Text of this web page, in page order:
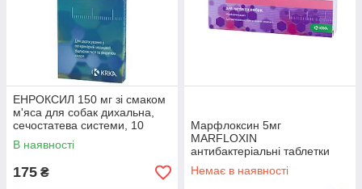
ЕНРОКСИЛ 150 мг зі смаком
м'яса для собак дихальна,
сечостатева системи, 10
таблеток 150 мг
В наявності
175 ₴
Марфлоксин 5мг
MARFLOXIN
антибактеріальні таблетки
для собак і кішок, 10 табл
Немає в наявності